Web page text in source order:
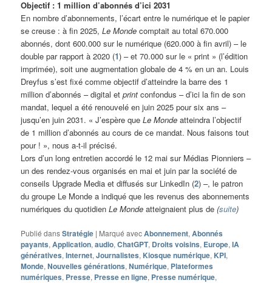
Objectif : 1 million d’abonnés d’ici 2031
En nombre d’abonnements, l’écart entre le numérique et le papier
se creuse : à fin 2025,Le Monde comptait au total 670.000
abonnés, dont 600.000 sur le numérique (620.000 à fin avril) – le
double par rapport à 2020 (1) – et 70.000 sur le « print » (l’édition
imprimée), soit une augmentation globale de 4 % en un an. Louis
Dreyfus s’est fixé comme objectif d’atteindre la barre des 1
million d’abonnés – digital etprint confondus – d’ici la fin de son
mandat, lequel a été renouvelé en juin 2025 pour six ans –
jusqu’en juin 2031. « J’espère queLe Monde atteindra l’objectif
de 1 million d’abonnés au cours de ce mandat. Nous faisons tout
pour ! », nous a-t-il précisé.
Lors d’un long entretien accordé le 12 mai sur Médias Pionniers –
un des rendez-vous organisés en mai et juin par la société de
conseils Upgrade Media et diffusés sur LinkedIn (2) –, le patron
du groupe Le Monde a indiqué que les revenus des abonnements
numériques du quotidienLe Monde atteignaient plus de(suite)
Publié dansStratégie | Marqué avecAbonnement,Abonnés
payants,Application,audio,ChatGPT, Droits voisins, Europe,IA
génératives,Internet,Journalistes, Kiosque numérique, KPI,
Monde,Nouvelles générations,Numérique, Plateformes
numériques, Presse, Presse en ligne, Presse numérique,